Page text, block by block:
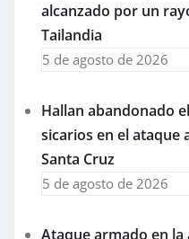
alcanzado por un
Tailandia
5 de agosto de 2026
Hallan abandonado
sicarios en el ataque
Santa Cruz
5 de agosto de 2026
Ataque armado en la